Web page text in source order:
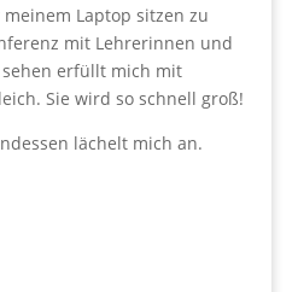
Laptop sitzen zu
mit Lehrerinnen und
erfüllt mich mit
Sie wird so schnell groß!
lächelt mich an.